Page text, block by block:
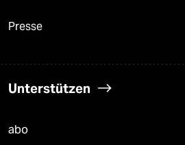
Presse
Unterstützen
abo